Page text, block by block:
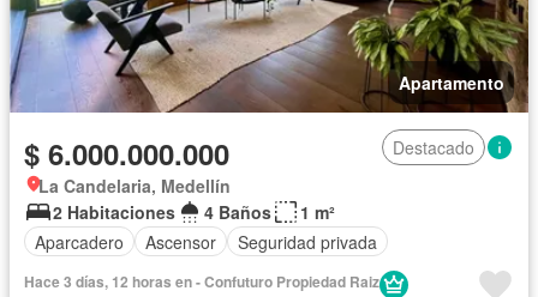
Apartamento
$ 6.000.000.000
Destacado
La Candelaria, Medellín
2 Habitaciones
4 Baños
1 m²
Aparcadero
Ascensor Seguridad privada
Hace 3 días, 12 horas en - Confuturo Propiedad Raiz